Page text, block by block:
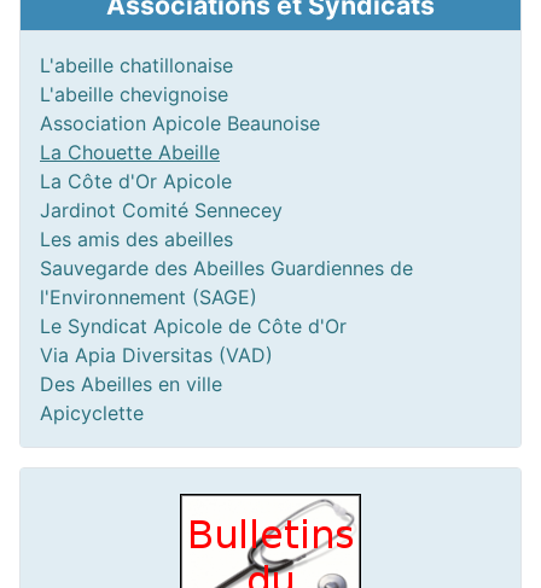
L'abeille chatillonaise
L'abeille chevignoise
Association Apicole Beaunoise
La Chouette Abeille
La Côte d'Or Apicole
Jardinot Comité Sennecey
Les amis des abeilles
Sauvegarde des Abeilles Guardiennes de
l'Environnement (SAGE)
Le Syndicat Apicole de Côte d'Or
Via Apia Diversitas (VAD)
Des Abeilles en ville
Apicyclette